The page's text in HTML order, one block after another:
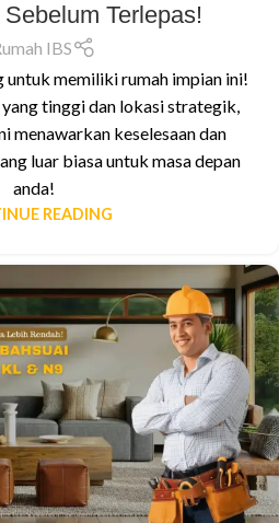
Terlepas!
IBS
untuk memiliki rumah impian ini!
tinggi dan lokasi strategik,
menawarkan keselesaan dan
luar biasa untuk masa depan
anda!
READING